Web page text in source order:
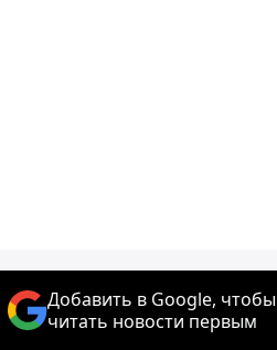
Добавить в Google, чтобы
читать новости первым